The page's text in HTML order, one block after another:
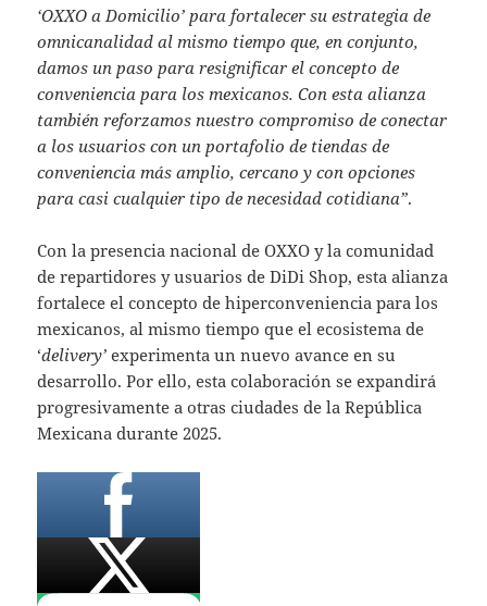
‘OXXO a Domicilio’ para fortalecer su estrategia de
omnicanalidad al mismo tiempo que, en conjunto,
damos un paso para resignificar el concepto de
conveniencia para los mexicanos. Con esta alianza
también reforzamos nuestro compromiso de conectar
a los usuarios con un portafolio de tiendas de
conveniencia más amplio, cercano y con opciones
para casi cualquier tipo de necesidad cotidiana”.
Con la presencia nacional de OXXO y la comunidad
de repartidores y usuarios de DiDi Shop, esta alianza
fortalece el concepto de hiperconveniencia para los
mexicanos, al mismo tiempo que el ecosistema de
‘delivery’ experimenta un nuevo avance en su
desarrollo. Por ello, esta colaboración se expandirá
progresivamente a otras ciudades de la República
Mexicana durante 2025.